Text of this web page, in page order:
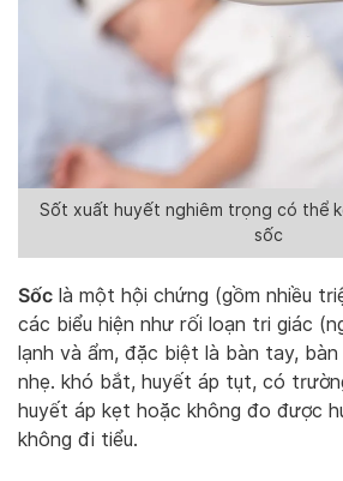
Sốt xuất huyết nghiêm trọng có thể
sốc
Sốc là một hội chứng (gồm nhiều
các biểu hiện như rối loạn tri giác
lạnh và ẩm, đặc biệt là bàn tay, bàn
nhẹ. khó bắt, huyết áp tụt, có
huyết áp kẹt hoặc không đo được
không đi tiểu.